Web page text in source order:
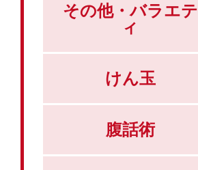
その他・バラエテ
ィ
けん玉
腹話術